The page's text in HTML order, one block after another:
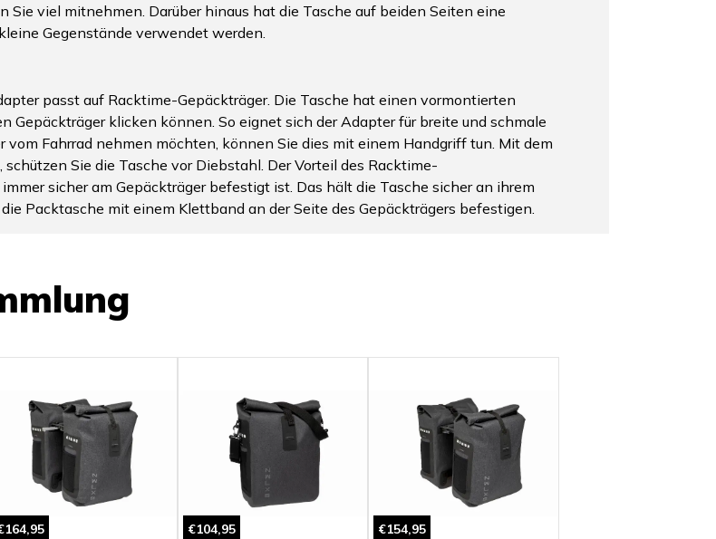
viel mitnehmen. Darüber hinaus hat die Tasche auf beiden Seiten eine
Gegenstände verwendet werden.
passt auf Racktime-Gepäckträger. Die Tasche hat einen vormontierten
Gepäckträger klicken können. So eignet sich der Adapter für breite und schmale
Fahrrad nehmen möchten, können Sie dies mit einem Handgriff tun. Mit dem
Sie die Tasche vor Diebstahl. Der Vorteil des Racktime-
sicher am Gepäckträger befestigt ist. Das hält die Tasche sicher an ihrem
Packtasche mit einem Klettband an der Seite des Gepäckträgers befestigen.
€104,95 €154,95